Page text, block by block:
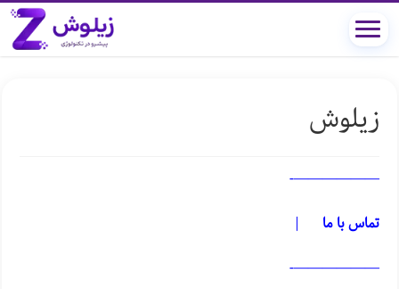
زیلوش
——————-
تماس با ما
|
——————-